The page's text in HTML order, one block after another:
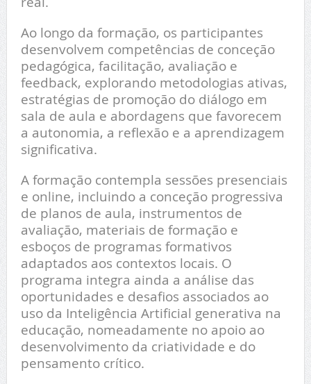
Ao longo da formação, os participantes
desenvolvem competências de conceção
pedagógica, facilitação, avaliação e
feedback, explorando metodologias ativas,
estratégias de promoção do diálogo em
sala de aula e abordagens que favorecem
a autonomia, a reflexão e a aprendizagem
significativa.
A formação contempla sessões presenciais
e online, incluindo a conceção progressiva
de planos de aula, instrumentos de
avaliação, materiais de formação e
esboços de programas formativos
adaptados aos contextos locais. O
programa integra ainda a análise das
oportunidades e desafios associados ao
uso da Inteligência Artificial generativa na
educação, nomeadamente no apoio ao
desenvolvimento da criatividade e do
pensamento crítico.